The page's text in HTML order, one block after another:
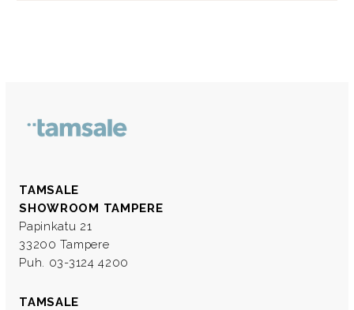
TAMSALE
SHOWROOM TAMPERE
Papinkatu 21
33200 Tampere
Puh. 03-3124 4200
TAMSALE